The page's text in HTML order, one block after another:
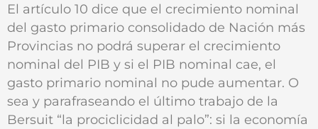
El artículo 10 dice que el crecimiento nominal
del gasto primario consolidado de Nación más
Provincias no podrá superar el crecimiento
nominal del PIB y si el PIB nominal cae, el
gasto primario nominal no pude aumentar. O
sea y parafraseando el último trabajo de la
Bersuit “la prociclicidad al palo”: si la economía